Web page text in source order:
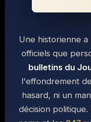
Une historienne a
officiels que
bulletins du
l'effondrement
hasard, ni un
décision politique.